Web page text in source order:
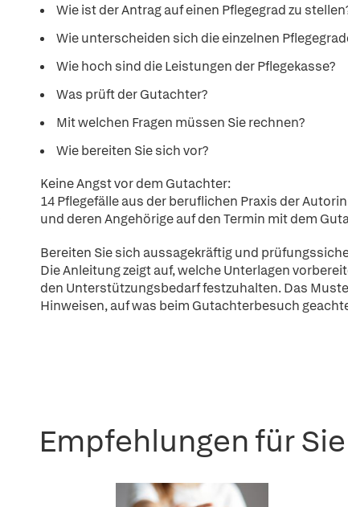
Wie ist der Antrag auf einen Pflegegrad zu
Wie unterscheiden sich die einzelnen
Wie hoch sind die Leistungen der Pflegekasse?
Was prüft der Gutachter?
Mit welchen Fragen müssen Sie rechnen?
Wie bereiten Sie sich vor?
Keine Angst vor dem Gutachter:
14 Pflegefälle aus der beruflichen Praxis der
und deren Angehörige auf den Termin mit dem
Bereiten Sie sich aussagekräftig und
Die Anleitung zeigt auf, welche Unterlagen
den Unterstützungsbedarf festzuhalten. Das
Hinweisen, auf was beim Gutachterbesuch
Empfehlungen für Sie